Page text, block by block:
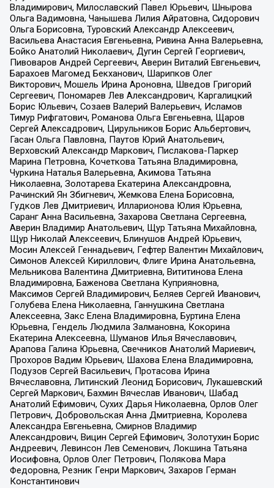
Владимирович, Милославский Павел Юрьевич, Шнырова
Ольга Вадимовна, Чанышева Лилия Айратовна, Сидорович
Ольга Борисовна, Туровский Александр Алексеевич,
Васильева Анастасия Евгеньевна, Ривина Анна Валерьевна,
Бойко Анатолий Николаевич, Дугин Сергей Георгиевич,
Пивоваров Андрей Сергеевич, Аверин Виталий Евгеньевич,
Барахоев Магомед Бекханович, Шарипков Олег
Викторович, Мошель Ирина Ароновна, Шведов Григорий
Сергеевич, Пономарев Лев Александрович, Каргалицкий
Борис Юльевич, Созаев Валерий Валерьевич, Исламов
Тимур Рифгатович, Романова Ольга Евгеньевна, Щаров
Сергей Алексадрович, Цирульников Борис Альбертович,
Гасан Ольга Павловна, Паутов Юрий Анатольевич,
Верховский Александр Маркович, Пислакова-Паркер
Марина Петровна, Кочеткова Татьяна Владимировна,
Чуркина Наталья Валерьевна, Акимова Татьяна
Николаевна, Золотарева Екатерина Александровна,
Рачинский Ян Збигневич, Жемкова Елена Борисовна,
Гудков Лев Дмитриевич, Илларионова Юлия Юрьевна,
Саранг Анна Васильевна, Захарова Светлана Сергеевна,
Аверин Владимир Анатольевич, Щур Татьяна Михайловна,
Щур Николай Алексеевич, Блинушов Андрей Юрьевич,
Мосин Алексей Геннадьевич, Гефтер Валентин Михайлович,
Симонов Алексей Кириллович, Флиге Ирина Анатольевна,
Мельникова Валентина Дмитриевна, Вититинова Елена
Владимировна, Баженова Светлана Куприяновна,
Максимов Сергей Владимирович, Беляев Сергей Иванович,
Голубева Елена Николаевна, Ганнушкина Светлана
Алексеевна, Закс Елена Владимировна, Буртина Елена
Юрьевна, Гендель Людмила Залмановна, Кокорина
Екатерина Алексеевна, Шуманов Илья Вячеславович,
Арапова Галина Юрьевна, Свечников Анатолий Мариевич,
Прохоров Вадим Юрьевич, Шахова Елена Владимировна,
Подузов Сергей Васильевич, Протасова Ирина
Вячеславовна, Литинский Леонид Борисович, Лукашевский
Сергей Маркович, Бахмин Вячеслав Иванович, Шабад
Анатолий Ефимович, Сухих Дарья Николаевна, Орлов Олег
Петрович, Добровольская Анна Дмитриевна, Королева
Александра Евгеньевна, Смирнов Владимир
Александрович, Вицин Сергей Ефимович, Золотухин Борис
Андреевич, Левинсон Лев Семенович, Локшина Татьяна
Иосифовна, Орлов Олег Петрович, Полякова Мара
Федоровна, Резник Генри Маркович, Захаров Герман
Константинович